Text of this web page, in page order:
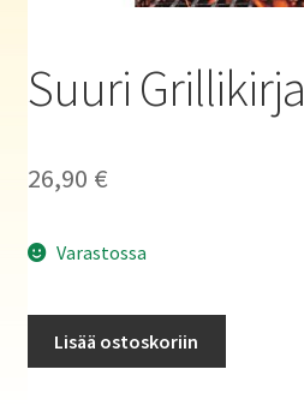
Suuri Grillikirja
26,90 €
Varastossa
Lisää ostoskoriin